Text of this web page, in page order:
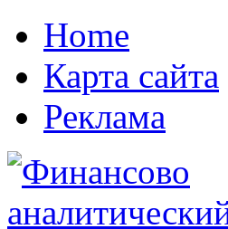
Home
Карта сайта
Реклама